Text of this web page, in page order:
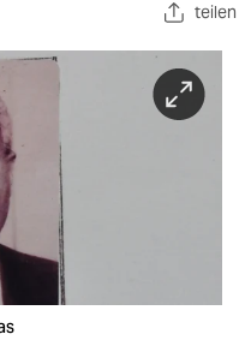
teilen